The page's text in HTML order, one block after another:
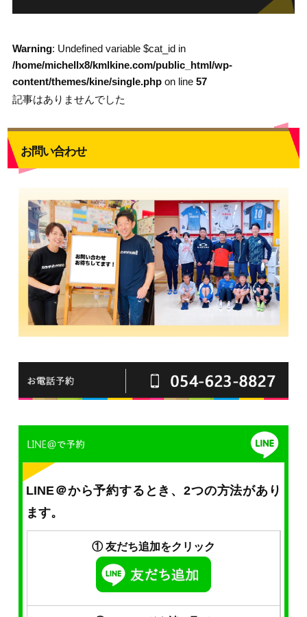
Warning: Undefined variable $cat_id in
/home/michellx8/kmlkine.com/public_html/wp-
content/themes/kine/single.phpon line 57
記事はありませんでした
お問い合わせ
LINE＠から予約するとき、2つの方法があり
ます。
① 友だち追加をクリック